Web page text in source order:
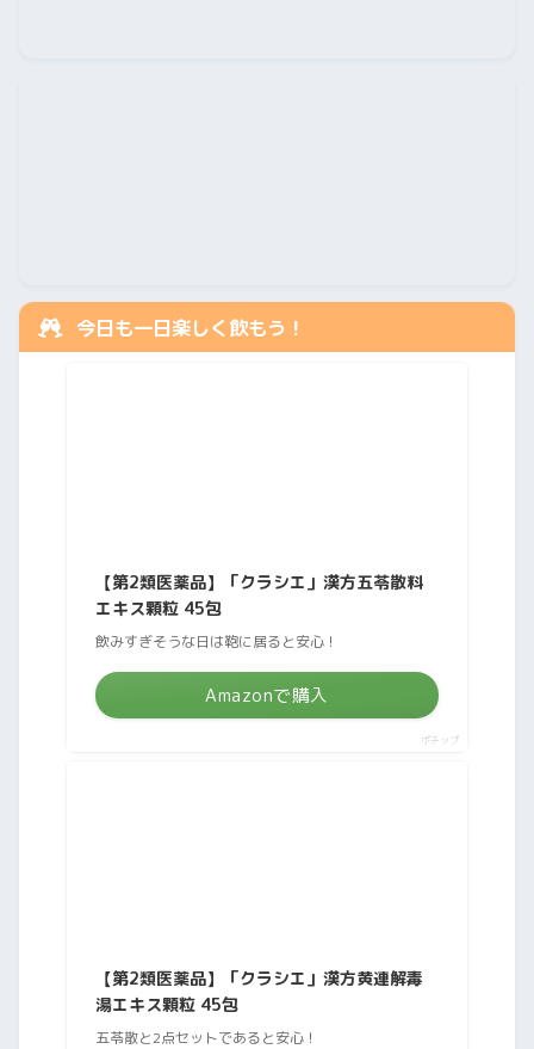
今日も一日楽しく飲もう！
【第2類医薬品】「クラシエ」漢方五苓散料
エキス顆粒 45包
飲みすぎそうな日は鞄に居ると安心！
Amazonで購入
ポチップ
【第2類医薬品】「クラシエ」漢方黄連解毒
湯エキス顆粒 45包
五苓散と2点セットであると安心！